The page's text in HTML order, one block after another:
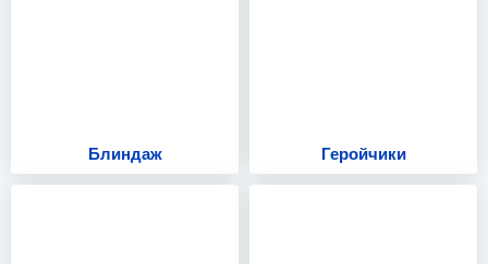
Блиндаж Геройчики